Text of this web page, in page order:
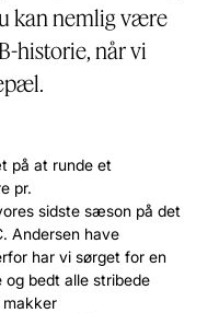
kan nemlig være
historie, når vi
på at runde et
pr.
sidste sæson på det
Andersen have
har vi sørget for en
og bedt alle stribede